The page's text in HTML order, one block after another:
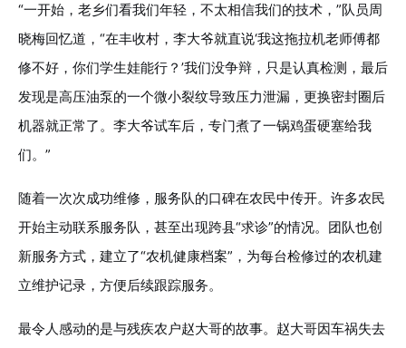
“一开始，老乡们看我们年轻，不太相信我们的技术，”队员周
晓梅回忆道，“在丰收村，李大爷就直说‘我这拖拉机老师傅都
修不好，你们学生娃能行？’我们没争辩，只是认真检测，最后
发现是高压油泵的一个微小裂纹导致压力泄漏，更换密封圈后
机器就正常了。李大爷试车后，专门煮了一锅鸡蛋硬塞给我
们。”
随着一次次成功维修，服务队的口碑在农民中传开。许多农民
开始主动联系服务队，甚至出现跨县“求诊”的情况。团队也创
新服务方式，建立了“农机健康档案”，为每台检修过的农机建
立维护记录，方便后续跟踪服务。
最令人感动的是与残疾农户赵大哥的故事。赵大哥因车祸失去